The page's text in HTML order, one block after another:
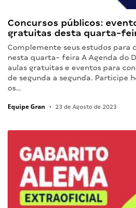
Concursos públicos:
gratuitas desta quarta-
Complemente seus estudos para
nesta quarta- feira A Agenda do
aulas gratuitas e eventos para
de segunda a segunda. Participe
os…
Equipe Gran • 23 de Agosto de 2023